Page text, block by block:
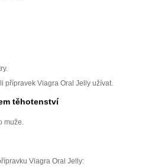
přípravek Viagra Oral Jelly užívat.
těhotenství
muže.
Viagra Oral Jelly: